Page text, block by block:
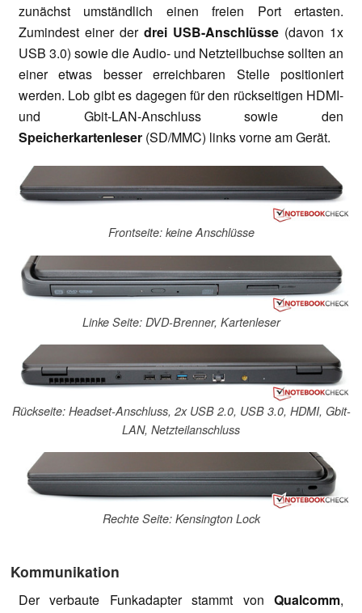
zunächst umständlich einen freien Port ertasten.
Zumindest einer der drei USB-Anschlüsse (davon 1x
USB 3.0) sowie die Audio- und Netzteilbuchse sollten an
einer etwas besser erreichbaren Stelle positioniert
werden. Lob gibt es dagegen für den rückseitigen HDMI-
und Gbit-LAN-Anschluss sowie den
Speicherkartenleser (SD/MMC) links vorne am Gerät.
Frontseite: keine Anschlüsse
Linke Seite: DVD-Brenner, Kartenleser
Rückseite: Headset-Anschluss, 2x USB 2.0, USB 3.0, HDMI, Gbit-
LAN, Netzteilanschluss
Rechte Seite: Kensington Lock
Kommunikation
Der verbaute Funkadapter stammt von Qualcomm,